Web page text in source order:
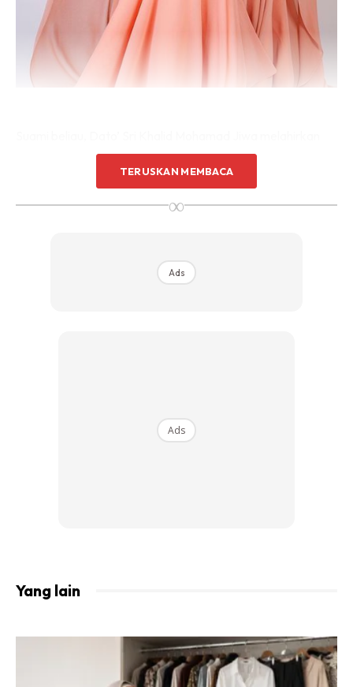
rasa syukur kerana isteri tercinta telah selamat melahirkan
Apa yang penting baginya adalah ibu dan anak berada
TERUSKAN MEMBACA
∞
Ads
Ads
Yang lain